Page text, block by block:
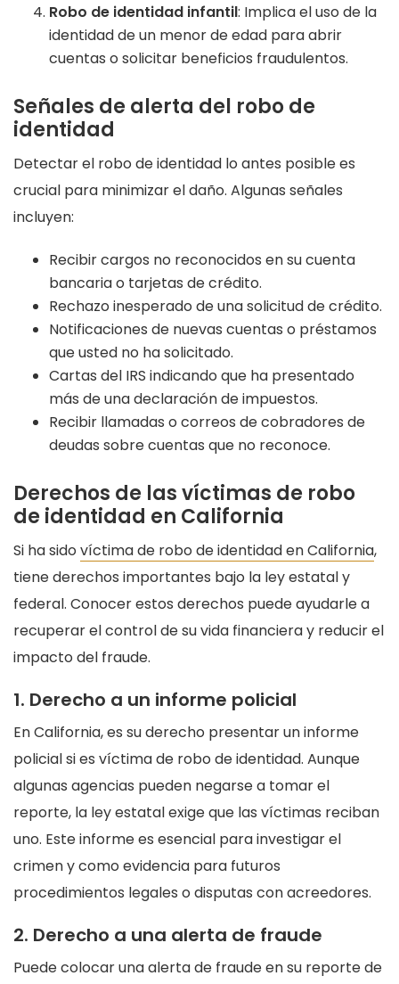
Robo de identidad infantil: Implica el uso de la
identidad de un menor de edad para abrir
cuentas o solicitar beneficios fraudulentos.
Señales de alerta del robo de
identidad
Detectar el robo de identidad lo antes posible es
crucial para minimizar el daño. Algunas señales
incluyen:
Recibir cargos no reconocidos en su cuenta
bancaria o tarjetas de crédito.
Rechazo inesperado de una solicitud de crédito.
Notificaciones de nuevas cuentas o préstamos
que usted no ha solicitado.
Cartas del IRS indicando que ha presentado
más de una declaración de impuestos.
Recibir llamadas o correos de cobradores de
deudas sobre cuentas que no reconoce.
Derechos de las víctimas de robo
de identidad en California
Si ha sido víctima de robo de identidad en California,
tiene derechos importantes bajo la ley estatal y
federal. Conocer estos derechos puede ayudarle a
recuperar el control de su vida financiera y reducir el
impacto del fraude.
1. Derecho a un informe policial
En California, es su derecho presentar un informe
policial si es víctima de robo de identidad. Aunque
algunas agencias pueden negarse a tomar el
reporte, la ley estatal exige que las víctimas reciban
uno. Este informe es esencial para investigar el
crimen y como evidencia para futuros
procedimientos legales o disputas con acreedores.
2. Derecho a una alerta de fraude
Puede colocar una alerta de fraude en su reporte de